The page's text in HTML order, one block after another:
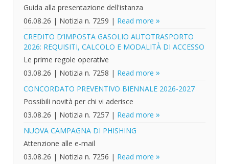
Guida alla presentazione dell'istanza
06.08.26 | Notizia n. 7259 | Read more
CREDITO D’IMPOSTA GASOLIO AUTOTRASPORTO
2026: REQUISITI, CALCOLO E MODALITÀ DI ACCESSO
Le prime regole operative
03.08.26 | Notizia n. 7258 | Read more
CONCORDATO PREVENTIVO BIENNALE 2026-2027
Possibili novità per chi vi aderisce
03.08.26 | Notizia n. 7257 | Read more
NUOVA CAMPAGNA DI PHISHING
Attenzione alle e-mail
03.08.26 | Notizia n. 7256 | Read more